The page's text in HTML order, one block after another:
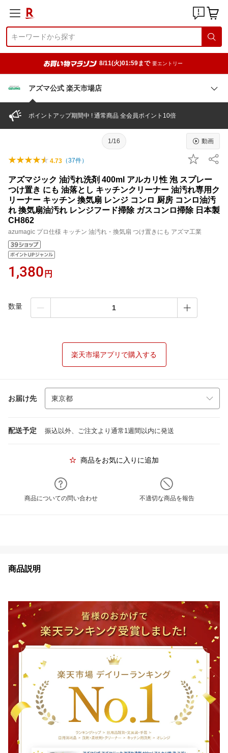
8/11(火)01:59まで 要エントリー
アズマ公式 楽天市場店
ポイントアップ期間中 ! 通常商品 全会員ポイント10倍
1/16 動画
4.73 （37件）
アズマジック 油汚れ洗剤 400ml アルカリ性 泡 スプレー
つけ置き にも 油落とし キッチンクリーナー 油汚れ専用ク
リーナー キッチン 換気扇 レンジ コンロ 厨房 コンロ油汚
れ 換気扇油汚れ レンジフード掃除 ガスコンロ掃除 日本製
CH862
azumagic プロ仕様 キッチン 油汚れ・換気扇 つけ置きにも アズマ工業
1,380 円
数量
楽天市場アプリで購入する
お届け先
配送予定 振込以外、ご注文より通常1週間以内に発送
商品をお気に入りに追加
商品についての問い合わせ 不適切な商品を報告
商品説明